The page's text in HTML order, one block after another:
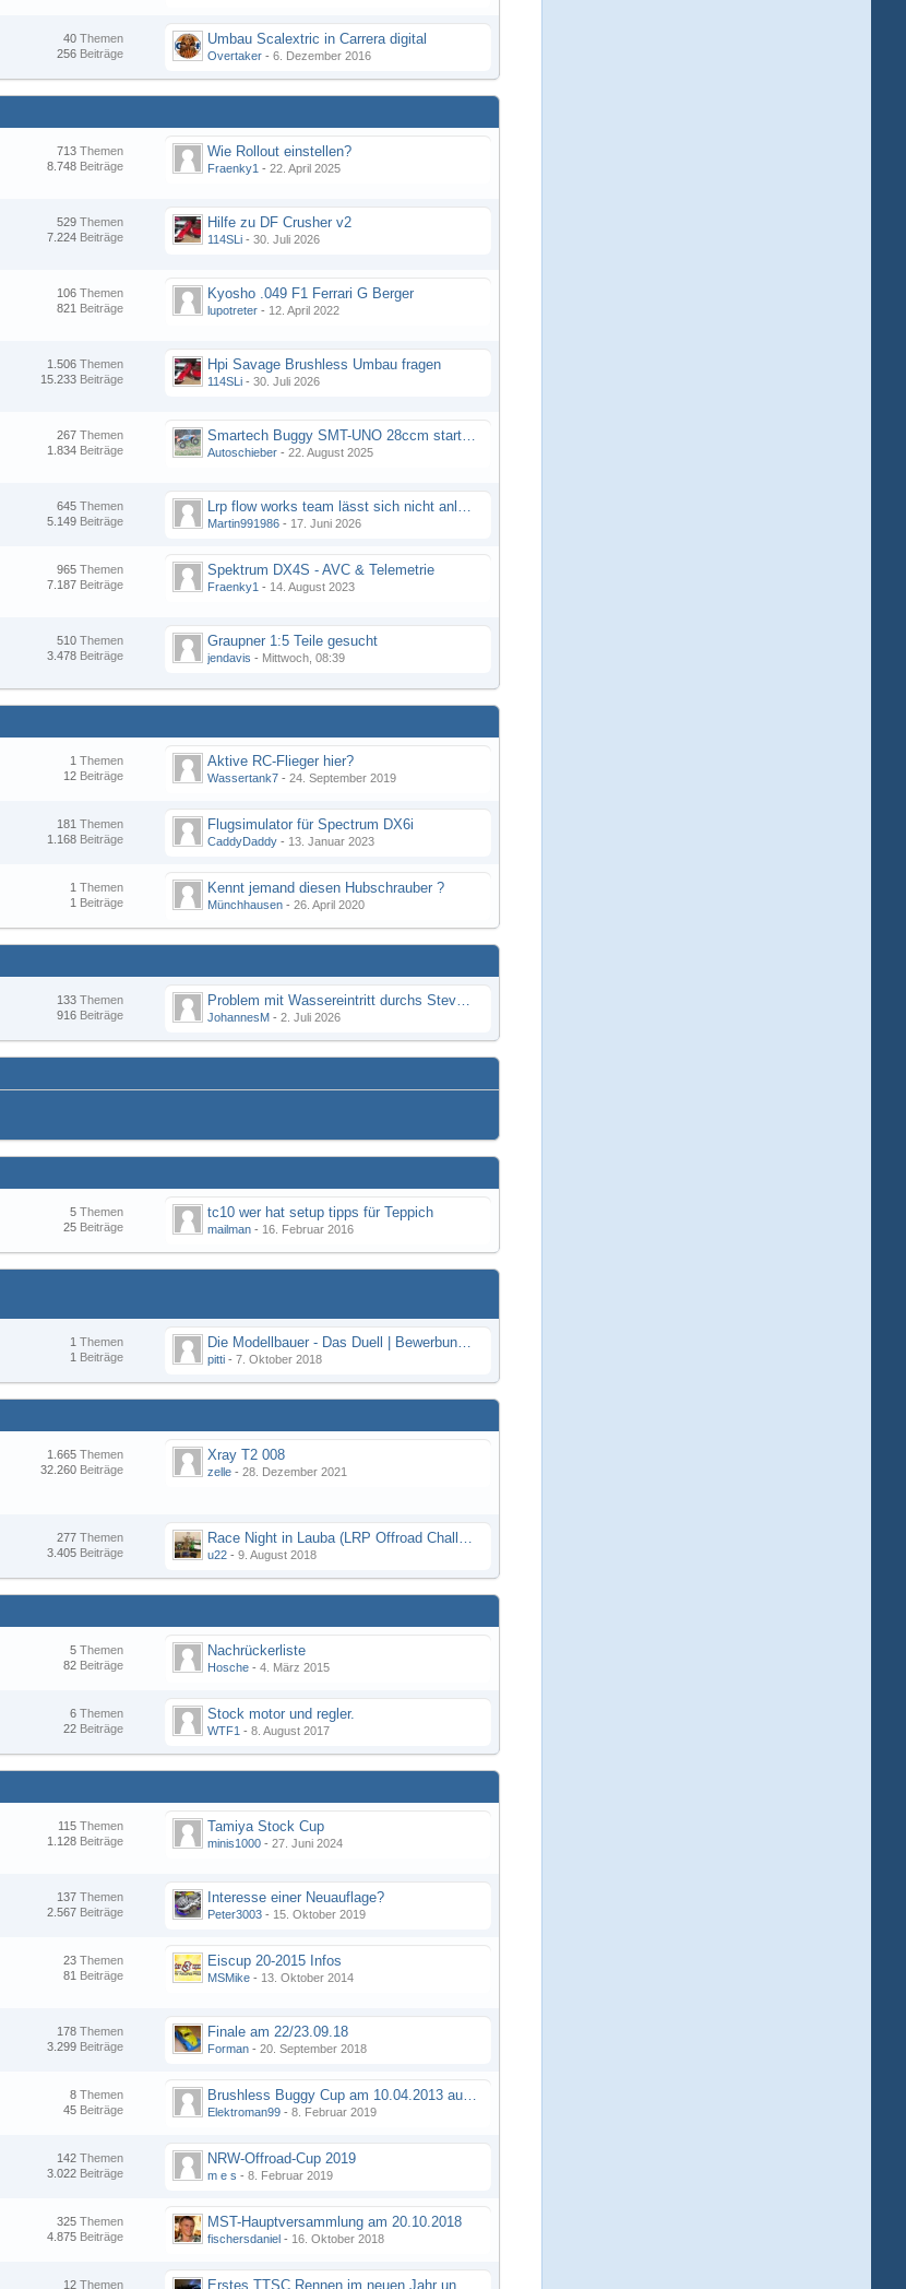
Themen
40
Beiträge
256
Umbau Scalextric in Carrera digital
Overtaker - 6. Dezember 2016
Themen
713
Beiträge
8.748
Wie Rollout einstellen?
Fraenky1 - 22. April 2025
Themen
529
Beiträge
7.224
Hilfe zu DF Crusher v2
114SLi - 30. Juli 2026
Themen
106
Beiträge
821
Kyosho .049 F1 Ferrari G Berger
lupotreter - 12. April 2022
Themen
1.506
Beiträge
15.233
Hpi Savage Brushless Umbau fragen
114SLi - 30. Juli 2026
Themen
267
Beiträge
1.834
Smartech Buggy SMT-UNO 28ccm startet nicht
Autoschieber - 22. August 2025
Themen
645
Beiträge
5.149
Lrp flow works team lässt sich nicht anlernen
Martin991986 - 17. Juni 2026
Themen
965
Beiträge
7.187
Spektrum DX4S - AVC & Telemetrie
Fraenky1 - 14. August 2023
Themen
510
Beiträge
3.478
Graupner 1:5 Teile gesucht
jendavis - Mittwoch, 08:39
Themen
1
Beiträge
12
Aktive RC-Flieger hier?
Wassertank7 - 24. September 2019
Themen
181
Beiträge
1.168
Flugsimulator für Spectrum DX6i
CaddyDaddy - 13. Januar 2023
Themen
1
Beiträge
1
Kennt jemand diesen Hubschrauber ?
Münchhausen - 26. April 2020
Themen
133
Beiträge
916
Problem mit Wassereintritt durchs Stevenrohr beim Rennboot
JohannesM - 2. Juli 2026
Themen
5
Beiträge
25
tc10 wer hat setup tipps für Teppich
mailman - 16. Februar 2016
Themen
1
Beiträge
1
Die Modellbauer - Das Duell | Bewerbung für neue Staffel bei DMAX *Werbung*
pitti - 7. Oktober 2018
Themen
1.665
Beiträge
32.260
Xray T2 008
zelle - 28. Dezember 2021
Themen
277
Beiträge
3.405
Race Night in Lauba (LRP Offroad Challenge und freie Klassen) 25/26.08
u22 - 9. August 2018
Themen
5
Beiträge
82
Nachrückerliste
Hosche - 4. März 2015
Themen
6
Beiträge
22
Stock motor und regler.
WTF1 - 8. August 2017
Themen
115
Beiträge
1.128
Tamiya Stock Cup
minis1000 - 27. Juni 2024
Themen
137
Beiträge
2.567
Interesse einer Neuauflage?
Peter3003 - 15. Oktober 2019
Themen
23
Beiträge
81
Eiscup 20-2015 Infos
MSMike - 13. Oktober 2014
Themen
178
Beiträge
3.299
Finale am 22/23.09.18
Forman - 20. September 2018
Themen
8
Beiträge
45
Brushless Buggy Cup am 10.04.2013 auf der Intermodellbau in Dortmund
Elektroman99 - 8. Februar 2019
Themen
142
Beiträge
3.022
NRW-Offroad-Cup 2019
m e s - 8. Februar 2019
Themen
325
Beiträge
4.875
MST-Hauptversammlung am 20.10.2018
fischersdaniel - 16. Oktober 2018
Themen
12